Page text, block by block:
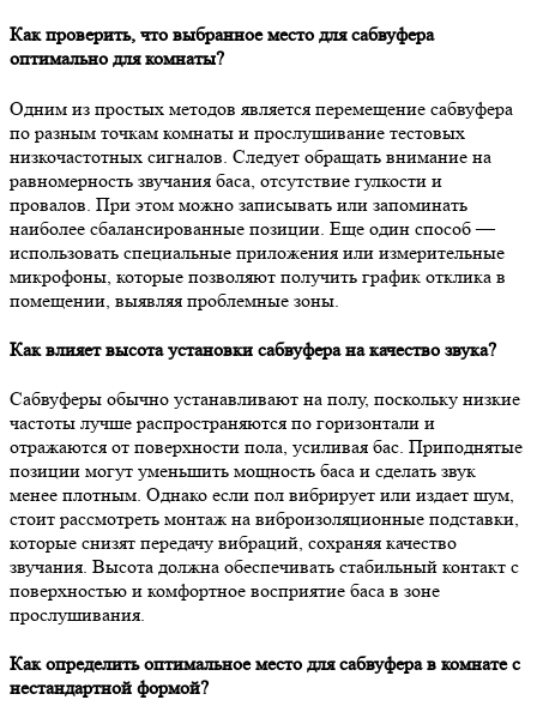
Как проверить, что выбранное место для сабвуфера
оптимально для комнаты?
Одним из простых методов является перемещение сабвуфера
по разным точкам комнаты и прослушивание тестовых
низкочастотных сигналов. Следует обращать внимание на
равномерность звучания баса, отсутствие гулкости и
провалов. При этом можно записывать или запоминать
наиболее сбалансированные позиции. Еще один способ —
использовать специальные приложения или измерительные
микрофоны, которые позволяют получить график отклика в
помещении, выявляя проблемные зоны.
Как влияет высота установки сабвуфера на качество звука?
Сабвуферы обычно устанавливают на полу, поскольку низкие
частоты лучше распространяются по горизонтали и
отражаются от поверхности пола, усиливая бас. Приподнятые
позиции могут уменьшить мощность баса и сделать звук
менее плотным. Однако если пол вибрирует или издает шум,
стоит рассмотреть монтаж на виброизоляционные подставки,
которые снизят передачу вибраций, сохраняя качество
звучания. Высота должна обеспечивать стабильный контакт с
поверхностью и комфортное восприятие баса в зоне
прослушивания.
Как определить оптимальное место для сабвуфера в комнате с
нестандартной формой?